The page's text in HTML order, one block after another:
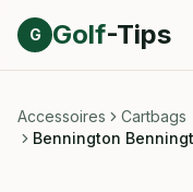
Direct naar inhoud
G Golf-Tips
Accessoires
Cartbags
Bennington